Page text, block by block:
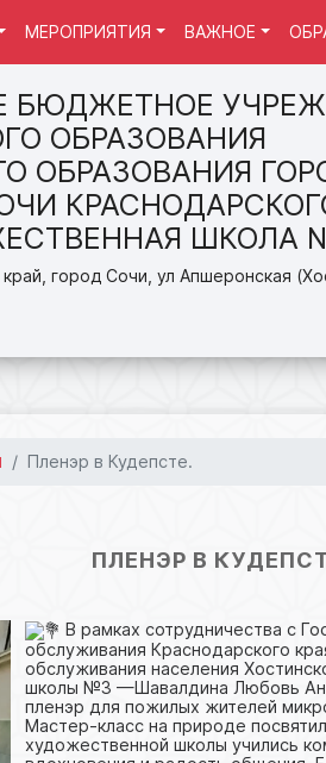
БЮДЖЕТНОЕ
ОБРАЗОВАНИЯ
ОБРАЗОВАНИЯ
ШКОЛА
город Сочи, ул Апшеронская
МЕРОПРИЯТИЯ ВАЖНОЕ
Пленэр в Кудепсте.
ПЛЕНЭР В
В рамках сотрудничества с
обслуживания Краснодарского
обслуживания населения
школы №3 —Шавалдина Любовь
пленэр для пожилых жителей
Мастер-класс на природе
художественной школы учились